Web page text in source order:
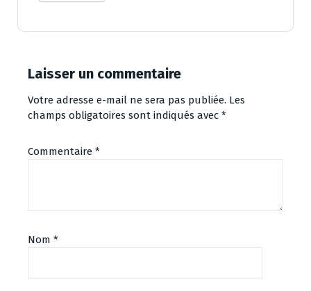
Laisser un commentaire
Votre adresse e-mail ne sera pas publiée. Les
champs obligatoires sont indiqués avec *
Commentaire *
Nom *